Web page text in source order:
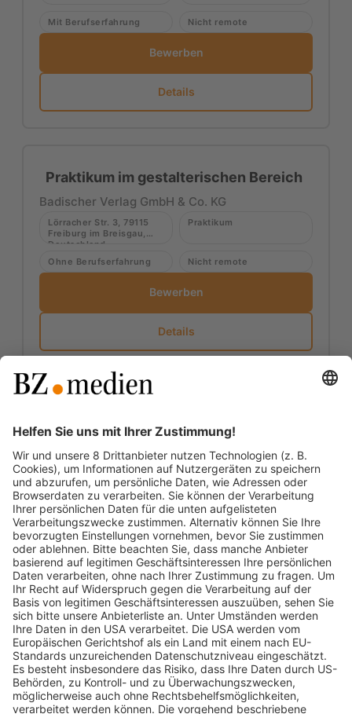
Mit Berufserfahrung Nicht remote
Bewerben
Details
Praktikum im gestalterischen Bereich
Badischer Verlag GmbH & Co. KG
Lörracher Str. 3, 79115
Freiburg im Breisgau,
Deutschland
Praktikum
Ohne Berufserfahrung Nicht remote
Bewerben
Details
Bereich
Badischer Verlag GmbH & Co. KG
Lörracher Str. 3, 79115
Freiburg im Breisgau,
Deutschland
Praktikum
Ohne Berufserfahrung Nicht remote
Bewerben
Details
Mehr Jobs anzeigen